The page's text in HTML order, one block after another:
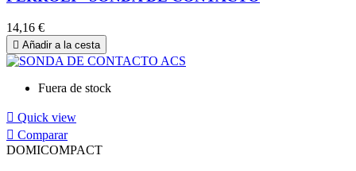
14,16 €
 Añadir a la cesta
Fuera de stock
 Quick view
 Comparar
DOMICOMPACT